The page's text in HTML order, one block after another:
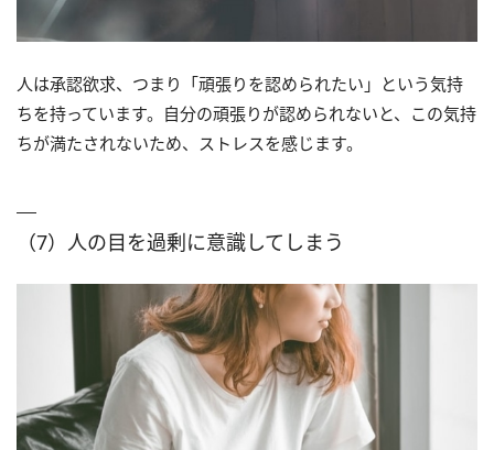
人は承認欲求、つまり「頑張りを認められたい」という気持
ちを持っています。自分の頑張りが認められないと、この気持
ちが満たされないため、ストレスを感じます。
（7）人の目を過剰に意識してしまう